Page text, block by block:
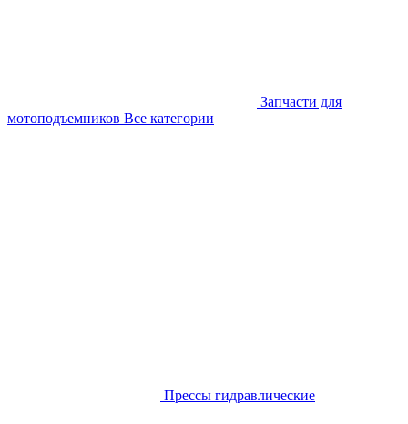
Запчасти для
мотоподъемников Все категории
Прессы гидравлические